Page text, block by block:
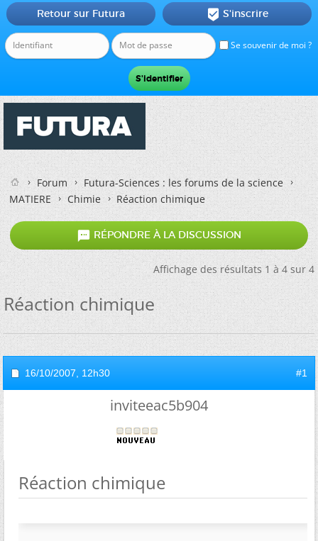
Se souvenir de moi ?
Retour sur Futura  S'inscrire
Forum
Futura-Sciences : les forums de la science
MATIERE
Chimie Réaction chimique
 RÉPONDRE À LA DISCUSSION
Affichage des résultats 1 à 4 sur 4
Réaction chimique
16/10/2007, 12h30 #1
inviteeac5b904
Réaction chimique